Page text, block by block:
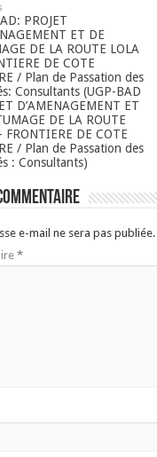
PROJET
ET DE
DE LA ROUTE LOLA
DE COTE
/ Plan de Passation des
Consultants (UGP-BAD
D’AMENAGEMENT ET
DE LA ROUTE
FRONTIERE DE COTE
/ Plan de Passation des
: Consultants)
e-mail ne sera pas publiée.
*